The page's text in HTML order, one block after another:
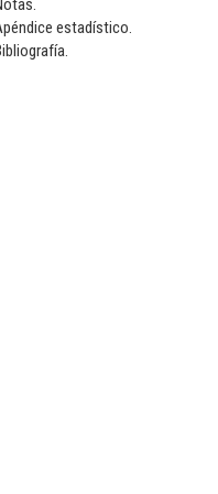
estadístico.